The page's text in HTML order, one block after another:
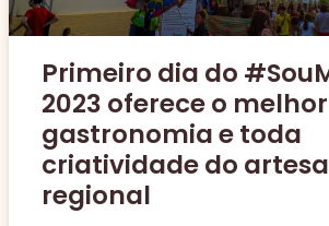
Primeiro dia do
2023 oferece o
gastronomia e toda
criatividade do
regional